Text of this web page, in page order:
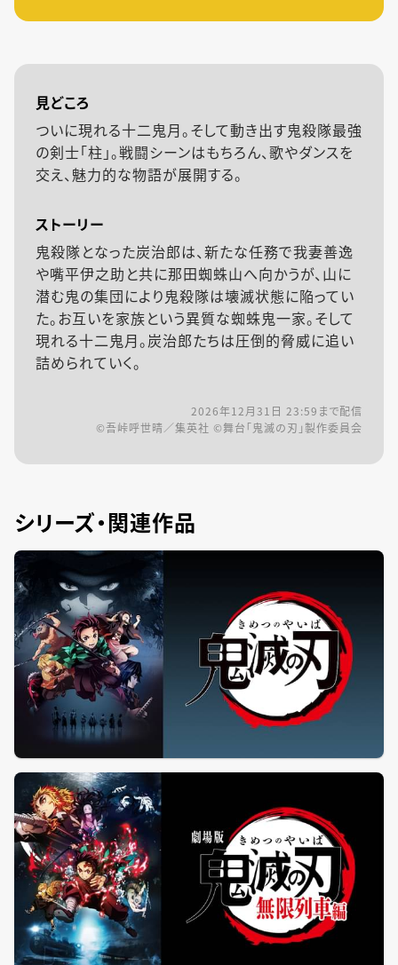
見どころ
ついに現れる十二鬼月。そして動き出す鬼殺隊最強
の剣士「柱」。戦闘シーンはもちろん、歌やダンスを
交え、魅力的な物語が展開する。
ストーリー
鬼殺隊となった炭治郎は、新たな任務で我妻善逸
や嘴平伊之助と共に那田蜘蛛山へ向かうが、山に
潜む鬼の集団により鬼殺隊は壊滅状態に陥ってい
た。お互いを家族という異質な蜘蛛鬼一家。そして
現れる十二鬼月。炭治郎たちは圧倒的脅威に追い
詰められていく。
2026年12月31日 23:59 まで配信
©吾峠呼世晴／集英社 ©舞台「鬼滅の刃」製作委員会
シリーズ・関連作品